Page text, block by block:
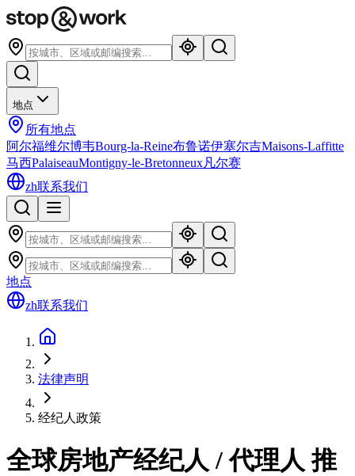
地点
所有地点
阿尔福维尔博韦Bourg-la-Reine布鲁诺伊塞尔吉Maisons-Laffitte
马西PalaiseauMontigny-le-Bretonneux凡尔赛
zh联系我们
地点
zh联系我们
法律声明
经纪人政策
全球房地产经纪人 / 代理人 推